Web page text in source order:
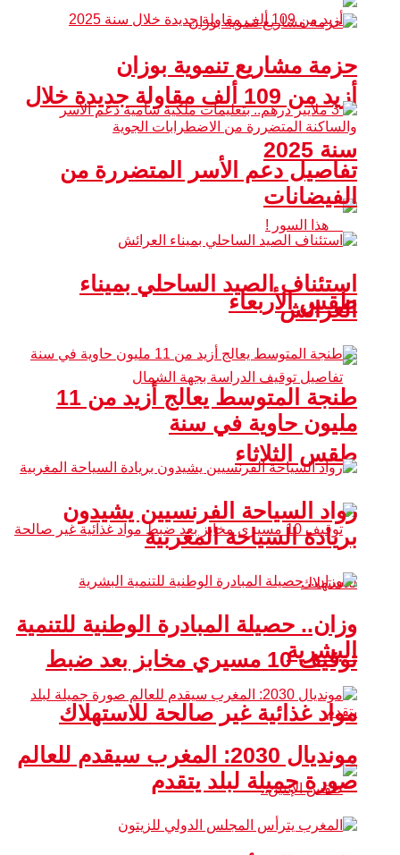
أزيد من 109 ألف مقاولة جديدة خلال
سنة 2025
طقس الأربعاء
طقس الثلاثاء
توقيف 10 مسيري مخابز بعد ضبط
مواد غذائية غير صالحة للاستهلاك
حزمة مشاريع تنموية بوزان
تفاصيل دعم الأسر المتضررة من
الفيضانات
استئناف الصيد الساحلي بميناء
العرائش
طنجة المتوسط يعالج أزيد من 11
مليون حاوية في سنة
رواد السياحة الفرنسيين يشيدون
بريادة السياحة المغربية
وزان.. حصيلة المبادرة الوطنية للتنمية
البشرية
مونديال 2030: المغرب سيقدم للعالم
صورة جميلة لبلد يتقدم